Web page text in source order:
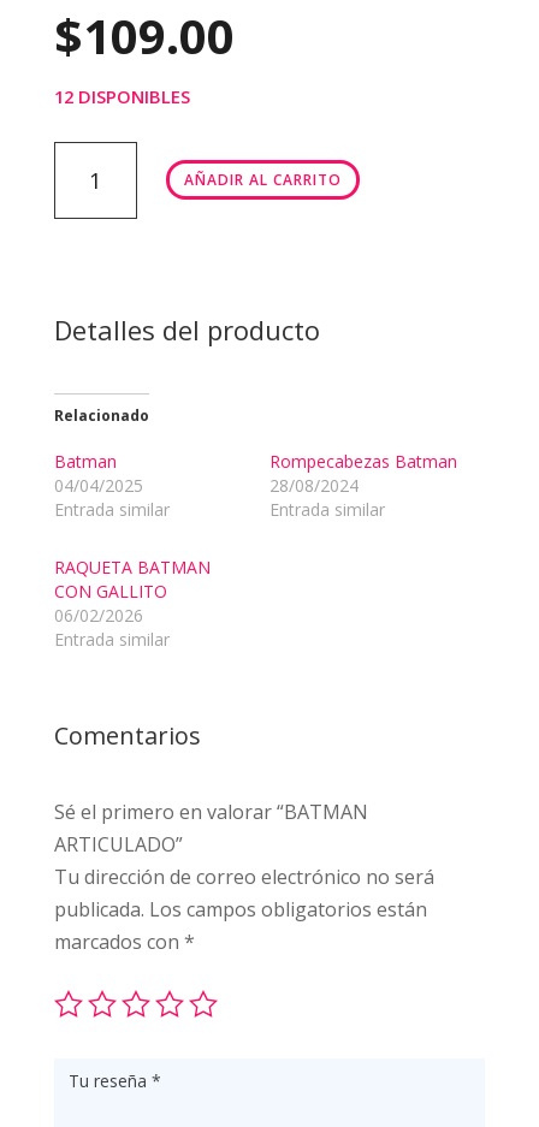
$109.00
12 DISPONIBLES
ARTICULADO
cantidad
AÑADIR AL CARRITO
Detalles del producto
Relacionado
Batman
04/04/2025
Entrada similar
Rompecabezas Batman
28/08/2024
Entrada similar
RAQUETA BATMAN
CON GALLITO
06/02/2026
Entrada similar
Comentarios
Sé el primero en valorar “BATMAN
ARTICULADO”
Tu dirección de correo electrónico no será
publicada. Los campos obligatorios están
marcados con *